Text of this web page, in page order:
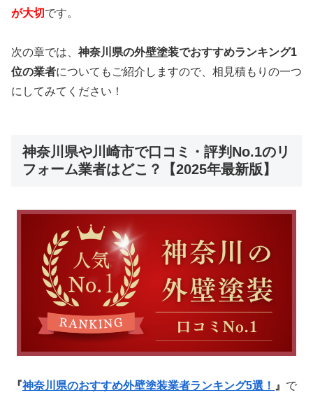
が大切です。
次の章では、 神奈川県の外壁塗装でおすすめランキング1
位の業者についてもご紹介しますので、相見積もりの一つ
にしてみてください！
神奈川県や川崎市で口コミ・評判No.1のリ
フォーム業者はどこ？【2025年最新版】
『神奈川県のおすすめ外壁塗装業者ランキング5選！ 』 で